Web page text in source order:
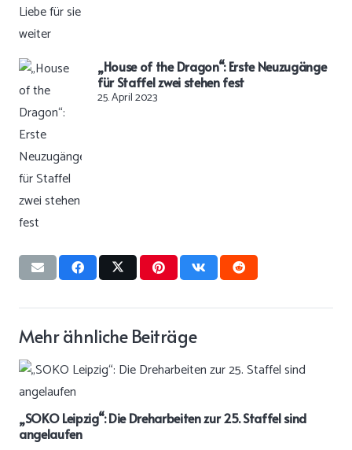
„House of the Dragon“: Erste Neuzugänge
für Staffel zwei stehen fest
25. April 2023
Mehr ähnliche Beiträge
„SOKO Leipzig“: Die Dreharbeiten zur 25. Staffel sind
angelaufen